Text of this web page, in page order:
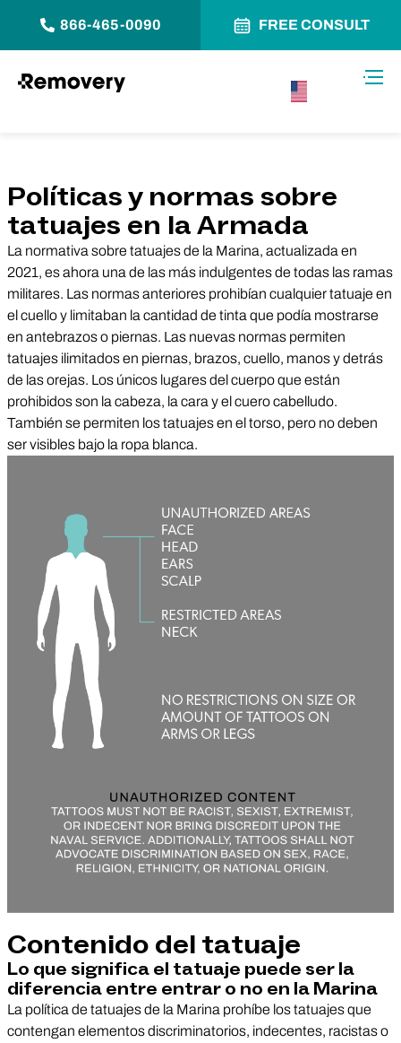
866-465-0090 FREE CONSULT
Políticas y normas sobre
tatuajes en la Armada
La normativa sobre tatuajes de la Marina, actualizada en
2021, es ahora una de las más indulgentes de todas las ramas
militares. Las normas anteriores prohibían cualquier tatuaje en
el cuello y limitaban la cantidad de tinta que podía mostrarse
en antebrazos o piernas. Las nuevas normas permiten
tatuajes ilimitados en piernas, brazos, cuello, manos y detrás
de las orejas. Los únicos lugares del cuerpo que están
prohibidos son la cabeza, la cara y el cuero cabelludo.
También se permiten los tatuajes en el torso, pero no deben
ser visibles bajo la ropa blanca.
Contenido del tatuaje
Lo que significa el tatuaje puede ser la
diferencia entre entrar o no en la Marina
La política de tatuajes de la Marina prohíbe los tatuajes que
contengan elementos discriminatorios, indecentes, racistas o